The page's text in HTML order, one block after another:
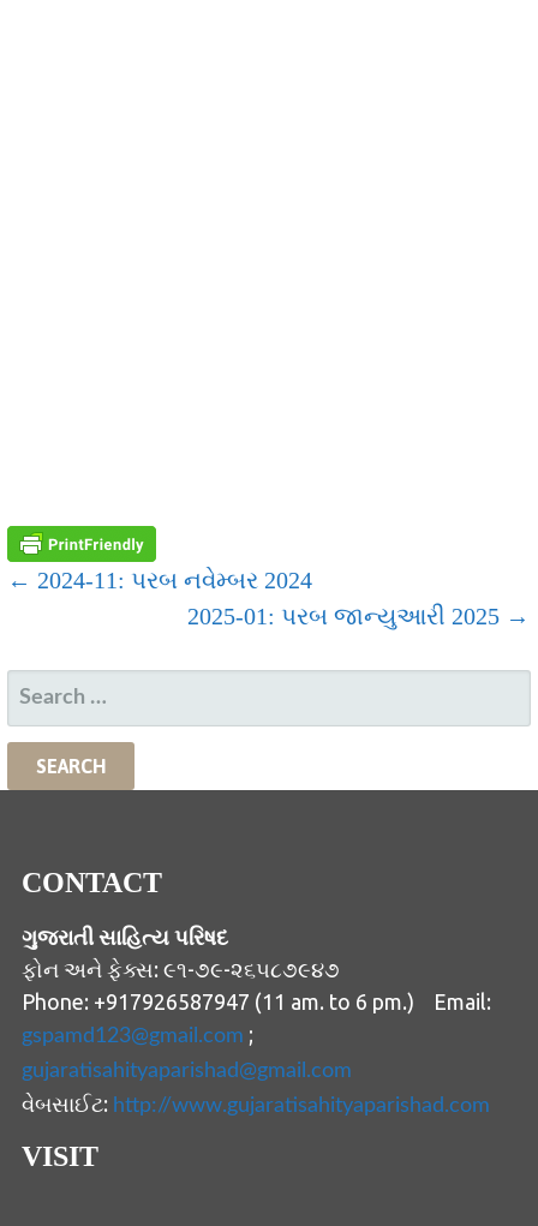
POST
NAVIGATION
← 2024-11: પરબ નવેમ્બર 2024
2025-01: પરબ જાન્યુઆરી 2025 →
SEARCH
FOR:
CONTACT
ગુજરાતી સાહિત્ય પરિષદ
ફોન અને ફેક્સ: ૯૧-૭૯-૨૬૫૮૭૯૪૭
Phone: +917926587947 (11 am. to 6 pm.) Email:
gspamd123@gmail.com ;
gujaratisahityaparishad@gmail.com
વેબસાઈટ: http://www.gujaratisahityaparishad.com
VISIT